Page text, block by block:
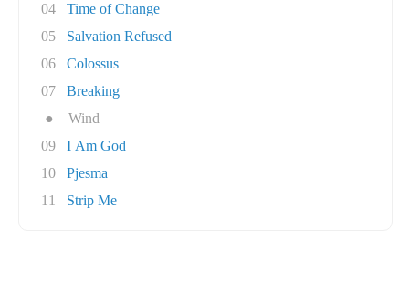
04
Time of Change
05
Salvation Refused
06
Colossus
07
Breaking
●
Wind
09
I Am God
10
Pjesma
11
Strip Me